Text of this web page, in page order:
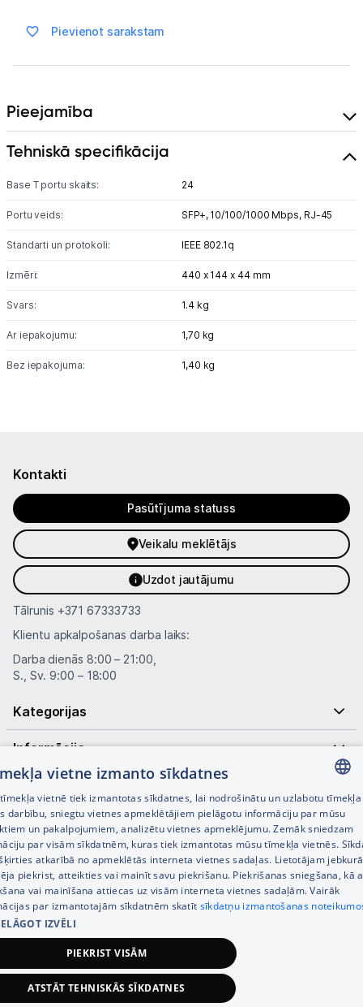
Uzņēmumiem
Tet pakalpojumi
Kontakti
Informācija
225,00€
Pievienot sarakstam
Pieejamība
Tehniskā specifikācija
Base T portu skaits: 24
Portu veids: SFP+, 10/100/1000 Mbps, RJ-45
Standarti un protokoli: IEEE 802.1q
Izmēri: 440 x 144 x 44 mm
Svars: 1.4 kg
Ar iepakojumu: 1,70 kg
Bez iepakojuma: 1,40 kg
Kontakti
Pasūtījuma statuss
Veikalu meklētājs
Uzdot jautājumu
Tālrunis +371 67333733
Klientu apkalpošanas darba laiks:
Darba dienās 8:00 – 21:00,
S., Sv. 9:00 – 18:00
Kategorijas
Informācija
Noderīgas saites
© SIA Tet 2026 -
LATVIAN
RUSSIAN
ENGLISH
vietne izmanto sīkdatnes
vietnē tiek izmantotas sīkdatnes, lai nodrošinātu un uzlabotu tīmekļa
darbību, sniegtu vietnes apmeklētājiem pielāgotu informāciju par mūsu
un pakalpojumiem, analizētu vietnes apmeklējumu. Zemāk sniedzam
par visām sīkdatnēm, kuras tiek izmantotas mūsu tīmekļa vietnēs.
atkarībā no apmeklētās interneta vietnes sadaļas. Lietotājam
piekrist, atteikties vai mainīt savu piekrišanu. Piekrišanas sniegšana, kā
vai mainīšana attiecas uz visām interneta vietnes sadaļām. Vairāk
par izmantotajām sīkdatnēm skatīt sīkdatņu izmantošanas
IZVĒLI
PIEKRIST VISĀM
ATSTĀT TEHNISKĀS SĪKDATNES